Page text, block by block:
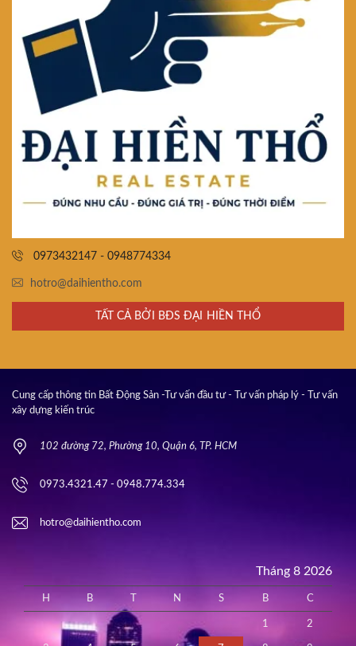
0973432147 - 0948774334
hotro@daihientho.com
TẤT CẢ BỞI BĐS ĐẠI HIỀN THỔ
Cung cấp thông tin Bất Động Sản -Tư vấn đầu tư - Tư vấn pháp lý - Tư vấn
xây dựng kiến trúc
102 đường 72, Phường 10, Quận 6, TP. HCM
0973.4321.47 - 0948.774.334
hotro@daihientho.com
Tháng 8 2026
H B N S B C
1 2